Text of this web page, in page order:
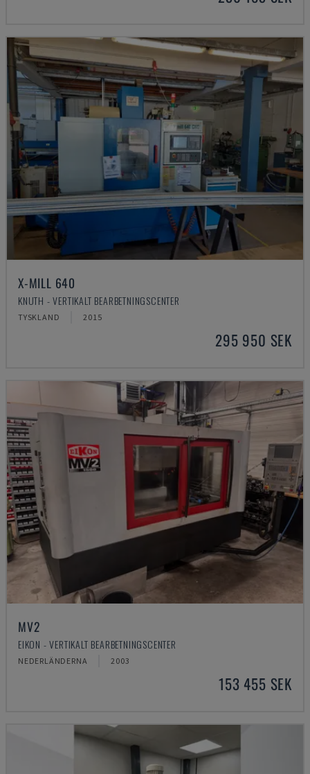
X-MILL 640
KNUTH - VERTIKALT BEARBETNINGSCENTER
TYSKLAND 2015
295 950 SEK
MV2
EIKON - VERTIKALT BEARBETNINGSCENTER
NEDERLÄNDERNA 2003
153 455 SEK